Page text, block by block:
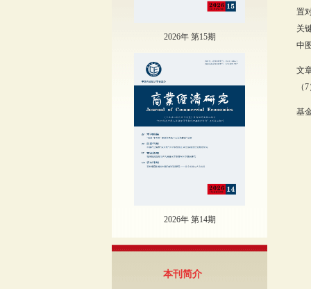
2026年 第15期
2026年 第14期
本刊简介
置
关
中
文
（
基